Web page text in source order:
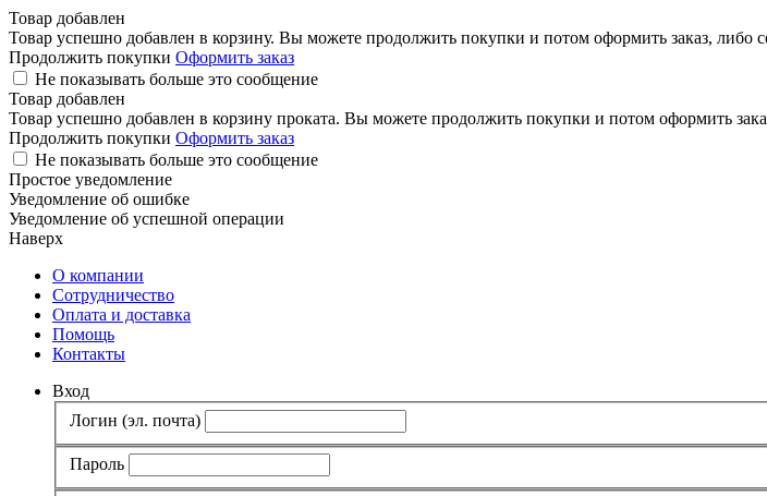
Товар добавлен
Товар успешно добавлен в корзину. Вы можете продолжить покупки и потом оформить заказ, либо
Продолжить покупки Оформить заказ
Не показывать больше это сообщение
Товар добавлен
Товар успешно добавлен в корзину проката. Вы можете продолжить покупки и потом оформить
Продолжить покупки Оформить заказ
Не показывать больше это сообщение
Простое уведомление
Уведомление об ошибке
Уведомление об успешной операции
Наверх
О компании
Сотрудничество
Оплата и доставка
Помощь
Контакты
Вход
Логин (эл. почта)
Пароль